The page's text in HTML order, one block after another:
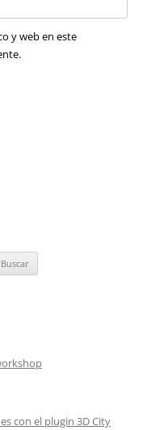
y web en este
con el plugin 3D City